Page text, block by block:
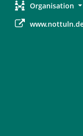
Organisation